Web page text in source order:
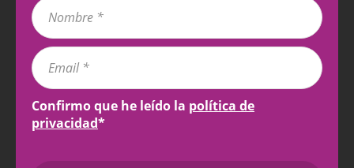
Confirmo que he leído la política de
privacidad*